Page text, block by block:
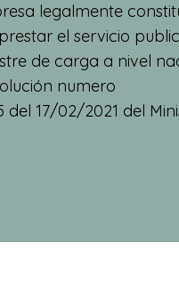
legalmente
el servicio
de carga a nivel
numero
del 17/02/2021 del